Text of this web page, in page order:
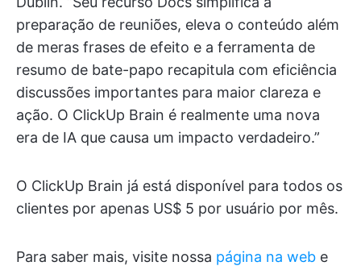
preparação de reuniões, eleva o conteúdo além
de meras frases de efeito e a ferramenta de
resumo de bate-papo recapitula com eficiência
discussões importantes para maior clareza e
ação. O ClickUp Brain é realmente uma nova
era de IA que causa um impacto verdadeiro.”
O ClickUp Brain já está disponível para todos os
clientes por apenas US$ 5 por usuário por mês.
Para saber mais, visite nossa página na web e